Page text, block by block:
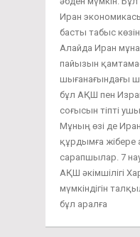
Иран
басты табыс
Алайда Иран
пайызын
шығанағындағы
бұл АҚШ пен
соғысын тіпті
Мұның өзі де
құрдымға жібере
сарапшылар. 7
АҚШ әкімшілігі
мүмкіндігін
бұл аралға